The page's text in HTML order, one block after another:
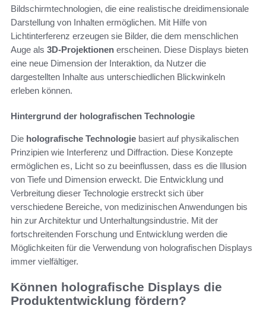
Bildschirmtechnologien, die eine realistische dreidimensionale
Darstellung von Inhalten ermöglichen. Mit Hilfe von
Lichtinterferenz erzeugen sie Bilder, die dem menschlichen
Auge als 3D-Projektionen erscheinen. Diese Displays bieten
eine neue Dimension der Interaktion, da Nutzer die
dargestellten Inhalte aus unterschiedlichen Blickwinkeln
erleben können.
Hintergrund der holografischen Technologie
Die holografische Technologie basiert auf physikalischen
Prinzipien wie Interferenz und Diffraction. Diese Konzepte
ermöglichen es, Licht so zu beeinflussen, dass es die Illusion
von Tiefe und Dimension erweckt. Die Entwicklung und
Verbreitung dieser Technologie erstreckt sich über
verschiedene Bereiche, von medizinischen Anwendungen bis
hin zur Architektur und Unterhaltungsindustrie. Mit der
fortschreitenden Forschung und Entwicklung werden die
Möglichkeiten für die Verwendung von holografischen Displays
immer vielfältiger.
Können holografische Displays die
Produktentwicklung fördern?